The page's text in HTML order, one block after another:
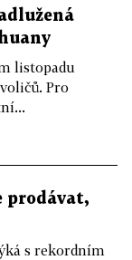
listopadu
Pro
prodávat,
s rekordním